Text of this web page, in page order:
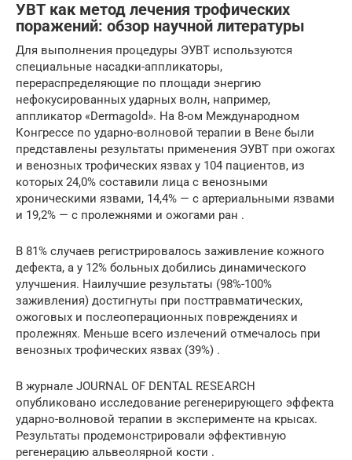
УВТ как метод лечения трофических
поражений: обзор научной литературы
Для выполнения процедуры ЭУВТ используются
специальные насадки-аппликаторы,
перераспределяющие по площади энергию
нефокусированных ударных волн, например,
аппликатор «Dermagold». На 8-ом Международном
Конгрессе по ударно-волновой терапии в Вене были
представлены результаты применения ЭУВТ при ожогах
и венозных трофических язвах у 104 пациентов, из
которых 24,0% составили лица с венозными
хроническими язвами, 14,4% — с артериальными язвами
и 19,2% — с пролежнями и ожогами ран .
В 81% случаев регистрировалось заживление кожного
дефекта, а у 12% больных добились динамического
улучшения. Наилучшие результаты (98%-100%
заживления) достигнуты при посттравматических,
ожоговых и послеоперационных повреждениях и
пролежнях. Меньше всего излечений отмечалось при
венозных трофических язвах (39%) .
В журнале JOURNAL OF DENTAL RESEARCH
опубликовано исследование регенерирующего эффекта
ударно-волновой терапии в эксперименте на крысах.
Результаты продемонстрировали эффективную
регенерацию альвеолярной кости .